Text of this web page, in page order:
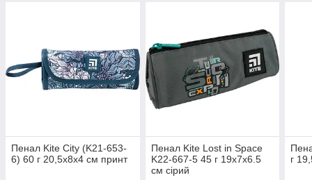
Пенал Kite City (K21-653-
6) 60 г 20,5x8x4 см принт
Пенал Kite Lost in Space
K22-667-5 45 г 19х7х6.5
см сірий
г